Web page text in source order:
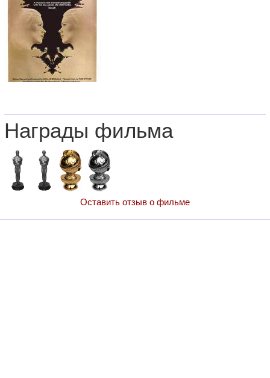
Награды фильма
Оставить отзыв о фильме